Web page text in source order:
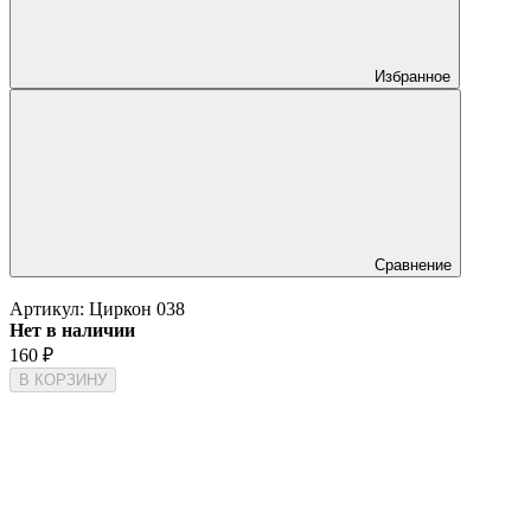
Избранное
Сравнение
Артикул: Циркон 038
Нет в наличии
160 ₽
В КОРЗИНУ